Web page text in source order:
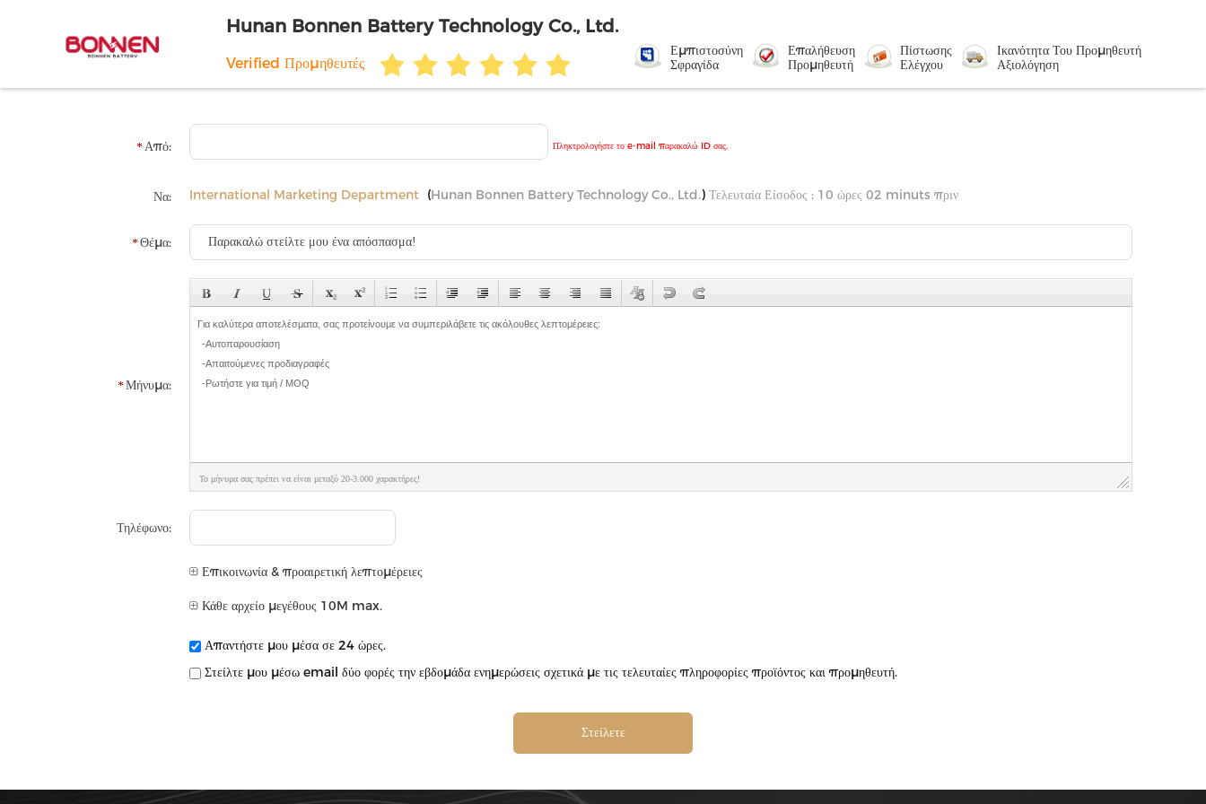
Hunan Bonnen Battery Technology Co., Ltd.
Verified Προμηθευτές
Εμπιστοσύνη
Σφραγίδα
Επαλήθευση
Προμηθευτή
Πίστωσης
Ελέγχου
Ικανότητα Του Προμηθευτή
Αξιολόγηση
Από: Πληκτρολογήστε το e-mail παρακαλώ ID σας.
Να: International Marketing Department (Hunan Bonnen Battery Technology Co., Ltd.) Τελευταία Είσοδος : 10 ώρες 02 minuts πριν
Θέμα:
Μήνυμα:
Το μήνυμα σας πρέπει να είναι μεταξύ 20-3.000 χαρακτήρες!
Τηλέφωνο:
Επικοινωνία & προαιρετική λεπτομέρειες
Κάθε αρχείο μεγέθους 10M max.
Απαντήστε μου μέσα σε 24 ώρες.
Στείλτε μου μέσω email δύο φορές την εβδομάδα ενημερώσεις σχετικά με τις τελευταίες πληροφορίες προϊόντος και προμηθευτή.